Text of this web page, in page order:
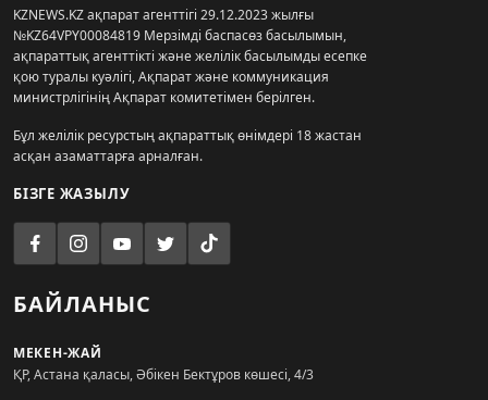
KZNEWS.KZ ақпарат агенттігі 29.12.2023 жылғы
№KZ64VPY00084819 Мерзімді баспасөз басылымын,
ақпараттық агенттікті және желілік басылымды есепке
қою туралы куәлігі, Ақпарат және коммуникация
министрлігінің Ақпарат комитетімен берілген.
Бұл желілік ресурстың ақпараттық өнімдері 18 жастан
асқан азаматтарға арналған.
БІЗГЕ ЖАЗЫЛУ
БАЙЛАНЫС
МЕКЕН-ЖАЙ
ҚР, Астана қаласы, Әбікен Бектұров көшесі, 4/3